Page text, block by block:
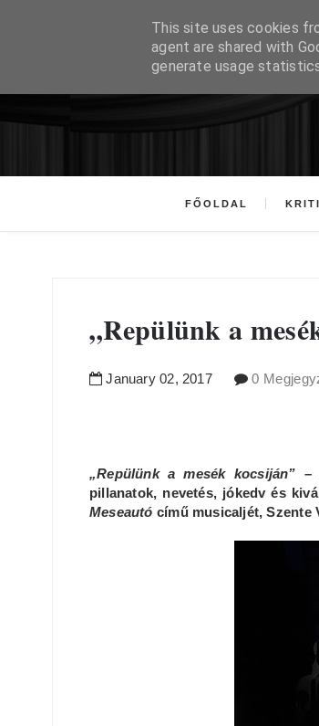
FŐOLDAL
„Repülünk a
January 02, 2017 0
„Repülünk a mesék kocsiján” –
pillanatok, nevetés, jókedv és
Meseautó című musicaljét, Szente
This site uses cookies
agent are shared with
generate usage